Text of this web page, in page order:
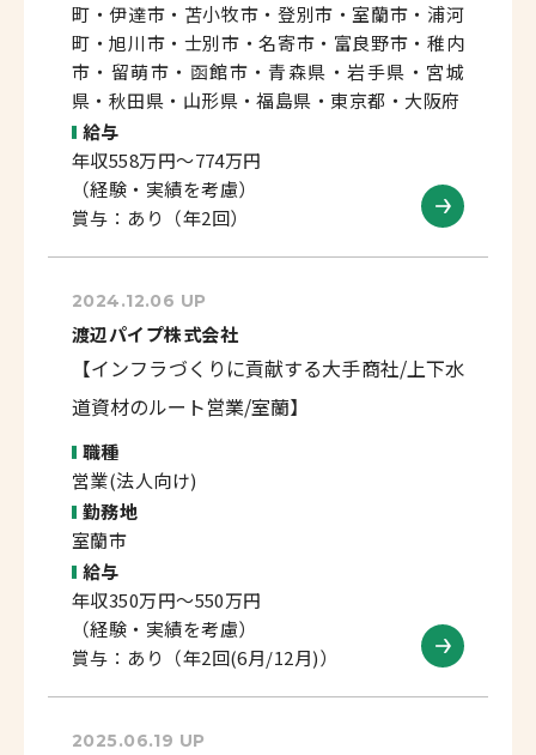
町・伊達市・苫小牧市・登別市・室蘭市・浦河
町・旭川市・士別市・名寄市・富良野市・稚内
市・留萌市・函館市・青森県・岩手県・宮城
県・秋田県・山形県・福島県・東京都・大阪府
給与
年収558万円～774万円
（経験・実績を考慮）
賞与：あり（年2回）
2024.12.06 UP
渡辺パイプ株式会社
【インフラづくりに貢献する大手商社/上下水
道資材のルート営業/室蘭】
職種
営業(法人向け)
勤務地
室蘭市
給与
年収350万円～550万円
（経験・実績を考慮）
賞与：あり（年2回(6月/12月)）
2025.06.19 UP